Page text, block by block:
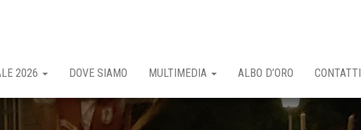
2026 DOVE SIAMO MULTIMEDIA ALBO D’ORO CONTATTI